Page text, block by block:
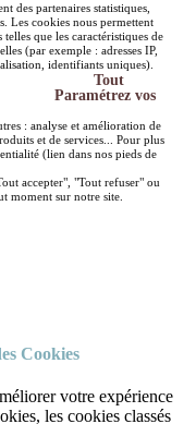
des partenaires statistiques,
Les cookies nous permettent
que les caractéristiques de
(par exemple : adresses IP,
identifiants uniques).
Tout
Paramétrez vos
: analyse et amélioration de
et de services... Pour plus
(lien dans nos pieds de
accepter", "Tout refuser" ou
moment sur notre site.
Cookies
votre expérience
les cookies classés